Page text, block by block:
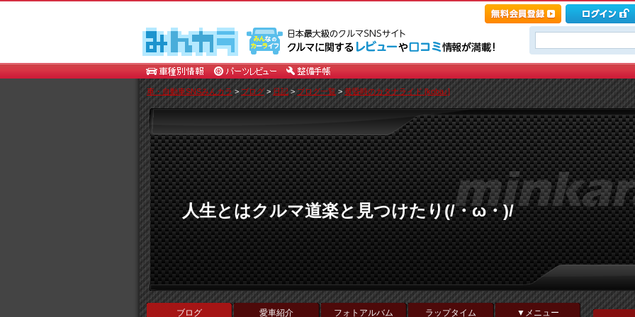
車・自動車SNSみんカラ>ブログ>日記>ブログ一覧 >黄昏時のカタナライド [koba♪]
人生とはクルマ道楽と見つけたり(/・ω・)/
ブログ 愛車紹介 フォトアルバム ラップタイム ▼メニュー